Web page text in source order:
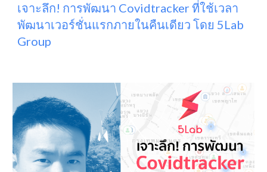
เจาะลึก! การพัฒนา Covidtracker ที่ใช้เวลา
พัฒนาเวอร์ชั่นแรกภายในคืนเดียว โดย 5Lab
Group